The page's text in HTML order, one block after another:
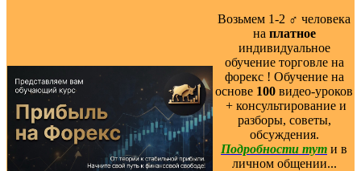
Возьмем 1-2 ‍♂️ человека
на платное
индивидуальное
обучение торговле на
форекс ! Обучение на
основе 100 видео-уроков
️ + консультирование и
разборы, советы,
обсуждения.
Подробности тут и в
личном общении...